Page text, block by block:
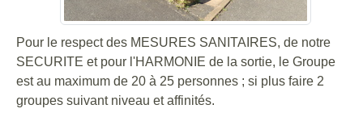
Pour le respect des MESURES SANITAIRES, de notre
SECURITE et pour l'HARMONIE de la sortie, le Groupe
est au maximum de 20 à 25 personnes ; si plus faire 2
groupes suivant niveau et affinités.